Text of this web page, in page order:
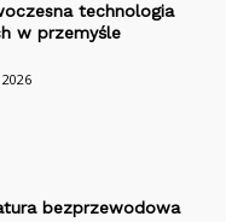
technologia
w przemyśle
bezprzewodowa